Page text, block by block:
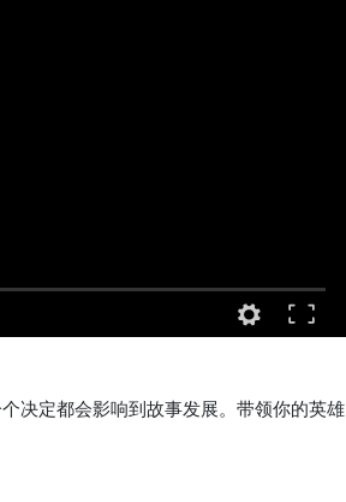
决定都会影响到故事发展。带领你的英雄